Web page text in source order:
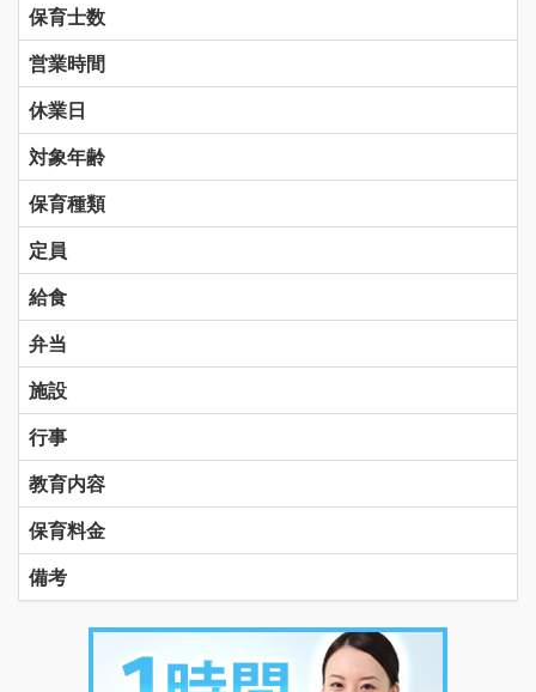
保育士数
営業時間
休業日
対象年齢
保育種類
定員
給食
弁当
施設
行事
教育内容
保育料金
備考